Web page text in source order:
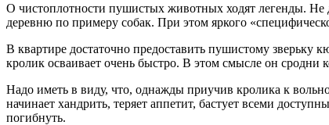
О чистоплотности пушистых животных ходят легенды. Не
деревню по примеру собак. При этом яркого
В квартире достаточно предоставить пушистому
кролик осваивает очень быстро. В этом смысле он
Надо иметь в виду, что, однажды приучив кролика к
начинает хандрить, теряет аппетит, бастует всеми
погибнуть.